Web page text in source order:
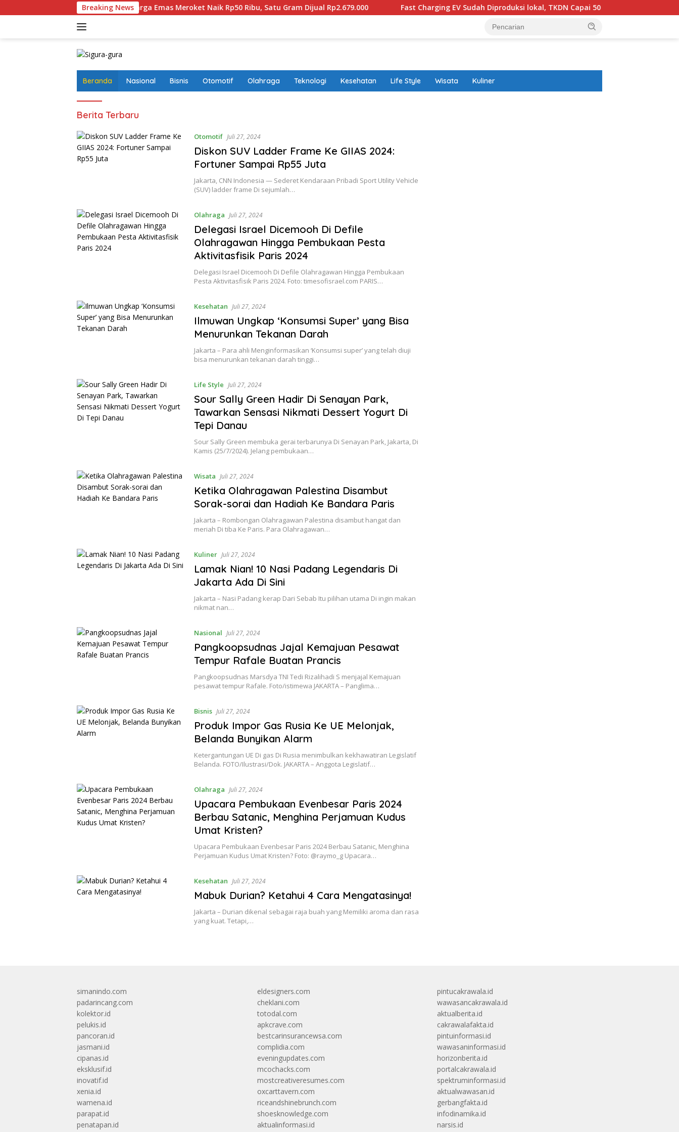
ke
Breaking News
Harga Emas Meroket Naik Rp50 Ribu, Satu Gram Dijual Rp2.679.000 Fast Charging EV Sudah Diproduksi lokal, TKDN Capai 50 Persen
Beranda Nasional Bisnis Otomotif Olahraga Teknologi Kesehatan Life Style Wisata Kuliner
Sigura-
Berita Terbaru
Otomotif Juli 27, 2024
Diskon SUV Ladder Frame Ke GIIAS 2024:
Fortuner Sampai Rp55 Juta
Jakarta, CNN Indonesia — Sederet Kendaraan Pribadi Sport Utility Vehicle
(SUV) ladder frame Di sejumlah…
Olahraga Juli 27, 2024
Delegasi Israel Dicemooh Di Defile
Olahragawan Hingga Pembukaan Pesta
Aktivitasfisik Paris 2024
Delegasi Israel Dicemooh Di Defile Olahragawan Hingga Pembukaan
Pesta Aktivitasfisik Paris 2024. Foto: timesofisrael.com PARIS…
Kesehatan Juli 27, 2024
Ilmuwan Ungkap ‘Konsumsi Super’ yang Bisa
Menurunkan Tekanan Darah
Jakarta – Para ahli Menginformasikan ‘Konsumsi super’ yang telah diuji
bisa menurunkan tekanan darah tinggi…
Life Style Juli 27, 2024
Sour Sally Green Hadir Di Senayan Park,
Tawarkan Sensasi Nikmati Dessert Yogurt Di
Tepi Danau
Sour Sally Green membuka gerai terbarunya Di Senayan Park, Jakarta, Di
Kamis (25/7/2024). Jelang pembukaan…
Wisata Juli 27, 2024
Ketika Olahragawan Palestina Disambut
Sorak-sorai dan Hadiah Ke Bandara Paris
Jakarta – Rombongan Olahragawan Palestina disambut hangat dan
meriah Di tiba Ke Paris. Para Olahragawan…
Kuliner Juli 27, 2024
Lamak Nian! 10 Nasi Padang Legendaris Di
Jakarta Ada Di Sini
Jakarta – Nasi Padang kerap Dari Sebab Itu pilihan utama Di ingin makan
nikmat nan…
Nasional Juli 27, 2024
Pangkoopsudnas Jajal Kemajuan Pesawat
Tempur Rafale Buatan Prancis
Pangkoopsudnas Marsdya TNI Tedi Rizalihadi S menjajal Kemajuan
pesawat tempur Rafale. Foto/istimewa JAKARTA – Panglima…
Bisnis Juli 27, 2024
Produk Impor Gas Rusia Ke UE Melonjak,
Belanda Bunyikan Alarm
Ketergantungan UE Di gas Di Rusia menimbulkan kekhawatiran Legislatif
Belanda. FOTO/Ilustrasi/Dok. JAKARTA – Anggota Legislatif…
Olahraga Juli 27, 2024
Upacara Pembukaan Evenbesar Paris 2024
Berbau Satanic, Menghina Perjamuan Kudus
Umat Kristen?
Upacara Pembukaan Evenbesar Paris 2024 Berbau Satanic, Menghina
Perjamuan Kudus Umat Kristen? Foto: @raymo_g Upacara…
Kesehatan Juli 27, 2024
Mabuk Durian? Ketahui 4 Cara Mengatasinya!
Jakarta – Durian dikenal sebagai raja buah yang Memiliki aroma dan rasa
yang kuat. Tetapi,…
simanindo.com
padarincang.com
kolektor.id
pelukis.id
pancoran.id
jasmani.id
cipanas.id
eksklusif.id
inovatif.id
xenia.id
wamena.id
parapat.id
penatapan.id
eldesigners.com
cheklani.com
totodal.com
apkcrave.com
bestcarinsurancewsa.com
complidia.com
eveningupdates.com
mcochacks.com
mostcreativeresumes.com
oxcarttavern.com
riceandshinebrunch.com
shoesknowledge.com
aktualinformasi.id
pintucakrawala.id
wawasancakrawala.id
aktualberita.id
cakrawalafakta.id
pintuinformasi.id
wawasaninformasi.id
horizonberita.id
portalcakrawala.id
spektruminformasi.id
aktualwawasan.id
gerbangfakta.id
infodinamika.id
narsis.id